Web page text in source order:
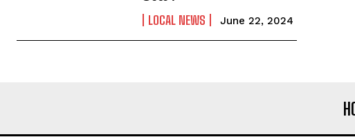
LOCAL NEWS June 22, 2024